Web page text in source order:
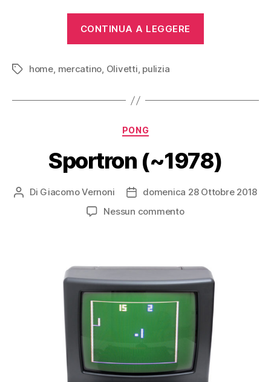
CONTINUA A LEGGERE
Tag home, mercatino, Olivetti, pulizia
Categorie
PONG
Sportron (~1978)
Autore
Di Giacomo Vernoni
Datadomenica 28 Ottobre 2018
Nessun commentosu